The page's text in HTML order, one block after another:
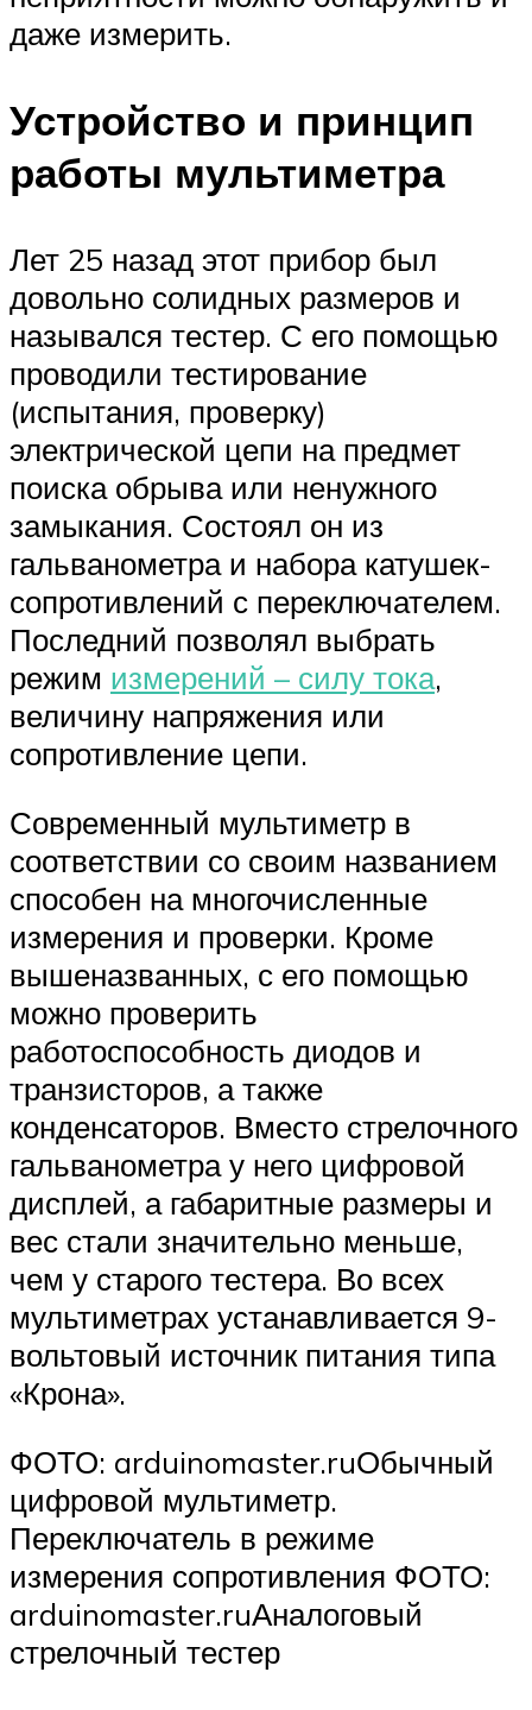
даже измерить.
Устройство и принцип
работы мультиметра
Лет 25 назад этот прибор был
довольно солидных размеров и
назывался тестер. С его помощью
проводили тестирование
(испытания, проверку)
электрической цепи на предмет
поиска обрыва или ненужного
замыкания. Состоял он из
гальванометра и набора катушек-
сопротивлений с переключателем.
Последний позволял выбрать
режим измерений – силу тока,
величину напряжения или
сопротивление цепи.
Современный мультиметр в
соответствии со своим названием
способен на многочисленные
измерения и проверки. Кроме
вышеназванных, с его помощью
можно проверить
работоспособность диодов и
транзисторов, а также
конденсаторов. Вместо стрелочного
гальванометра у него цифровой
дисплей, а габаритные размеры и
вес стали значительно меньше,
чем у старого тестера. Во всех
мультиметрах устанавливается 9-
вольтовый источник питания типа
«Крона».
ФОТО: arduinomaster.ruОбычный
цифровой мультиметр.
Переключатель в режиме
измерения сопротивления ФОТО:
arduinomaster.ruАналоговый
стрелочный тестер